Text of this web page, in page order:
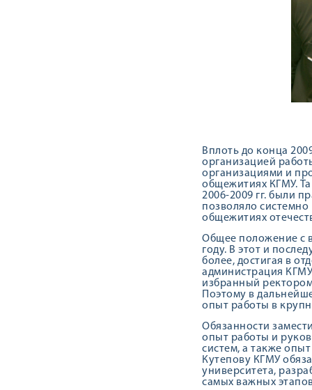
Вплоть до конца
организацией
организациями и
общежитиях КГМУ.
2006-2009 гг. были
позволяло
общежитиях
Общее положение с
году. В этот и
более, достигая в
администрация
избранный
Поэтому в
опыт работы в
Обязанности
опыт работы и
систем, а также
Кутепову КГМУ
университета,
самых важных